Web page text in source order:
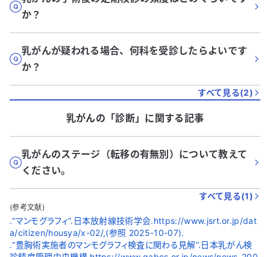
か？
乳がんが疑われる場合、何科を受診したらよいです
か？
すべて見る(2)
乳がんの「診断」に関する記事
乳がんのステージ（転移の有無別）について教えて
ください。
すべて見る(1)
(参考文献)
.“マンモグラフィ”.日本放射線技術学会.https://www.jsrt.or.jp/dat
a/citizen/housya/x-02/,(参照 2025-10-07).
.“豊胸術実施者のマンモグラフィ検査に関わる見解”.日本乳がん検